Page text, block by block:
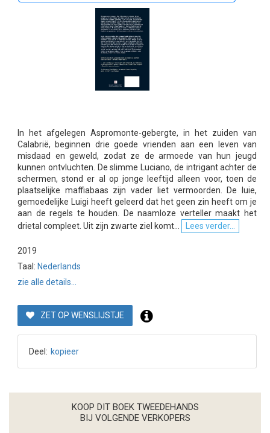
In het afgelegen Aspromonte-gebergte, in het zuiden van
Calabrië, beginnen drie goede vrienden aan een leven van
misdaad en geweld, zodat ze de armoede van hun jeugd
kunnen ontvluchten. De slimme Luciano, de intrigant achter de
schermen, stond er al op jonge leeftijd alleen voor, toen de
plaatselijke maffiabaas zijn vader liet vermoorden. De luie,
gemoedelijke Luigi heeft geleerd dat het geen zin heeft om je
aan de regels te houden. De naamloze verteller maakt het
drietal compleet. Uit zijn zwarte ziel komt...
Lees verder...
2019
Taal: Nederlands
zie alle details...
ZET OP WENSLIJSTJE
Deel: kopieer
KOOP DIT BOEK TWEEDEHANDS
BIJ VOLGENDE VERKOPERS